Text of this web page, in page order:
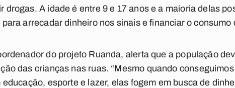
drogas. A idade é entre 9 e 17 anos e a maioria delas
arrecadar dinheiro nos sinais e financiar o consumo
do projeto Ruanda, alerta que a população
das crianças nas ruas. “Mesmo quando
esporte e lazer, elas fogem em busca de